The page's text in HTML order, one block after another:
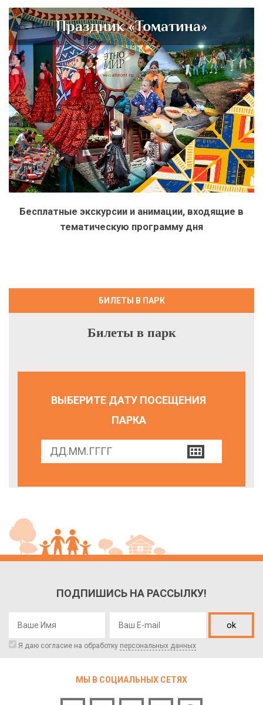
Праздник «Томатина»
Бесплатные экскурсии и анимации, входящие в
тематическую программу дня
БИЛЕТЫ В ПАРК
Билеты в парк
ВЫБЕРИТЕ ДАТУ ПОСЕЩЕНИЯ
ПАРКА
ПОДПИШИСЬ НА РАССЫЛКУ!
ok
Я даю согласие на обработку персональных данных
МЫ В СОЦИАЛЬНЫХ СЕТЯХ